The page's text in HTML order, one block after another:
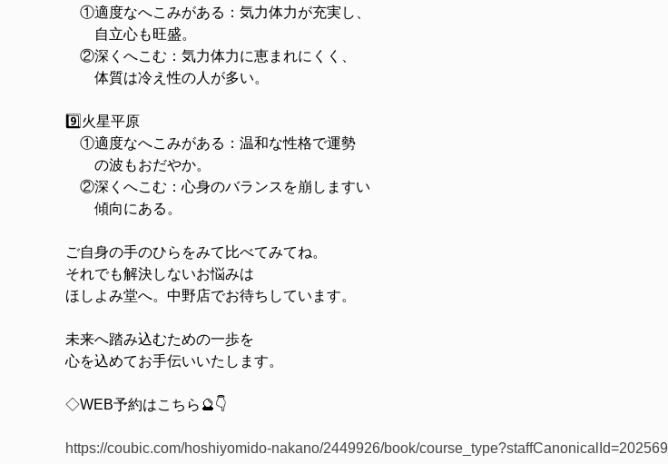
①適度なへこみがある：気力体力が充実し、
自立心も旺盛。
②深くへこむ：気力体力に恵まれにくく、
体質は冷え性の人が多い。
9️⃣火星平原
①適度なへこみがある：温和な性格で運勢
の波もおだやか。
②深くへこむ：心身のバランスを崩しますい
傾向にある。
ご自身の手のひらをみて比べてみてね。
それでも解決しないお悩みは
ほしよみ堂へ。中野店でお待ちしています。
未来へ踏み込むための一歩を
心を込めてお手伝いいたします。
◇WEB予約はこちら🔮👇
https://coubic.com/hoshiyomido-nakano/2449926/book/course_type?staffCanonicalId=202569